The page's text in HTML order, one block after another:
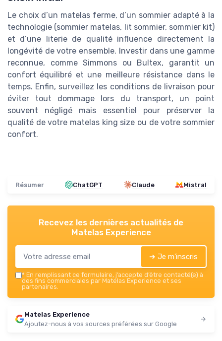
Le choix d’un matelas ferme, d’un sommier adapté à la
technologie (sommier matelas, lit sommier, sommier kit)
et d’une literie de qualité influence directement la
longévité de votre ensemble. Investir dans une gamme
reconnue, comme Simmons ou Bultex, garantit un
confort équilibré et une meilleure résistance dans le
temps. Enfin, surveillez les conditions de livraison pour
éviter tout dommage lors du transport, un point
souvent négligé mais essentiel pour préserver la
qualité de votre matelas king size ou de votre sommier
confort.
Résumer ChatGPT Claude Mistral
Recevez les dernières actualités de
Matelas Experience
➔ Je m'inscris
* En remplissant ce formulaire, j’accepte d’être contacté(e) à
des fins commerciales par Matelas Experience et ses
partenaires.
Matelas Experience
Ajoutez-nous à vos sources préférées sur Google